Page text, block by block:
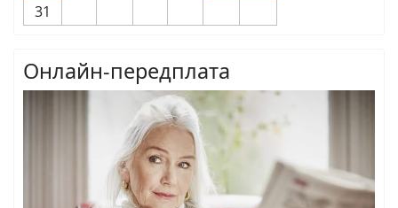
31
Онлайн-передплата